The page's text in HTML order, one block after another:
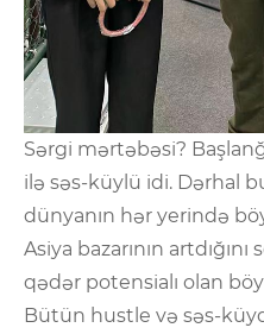
Sərgi mərtəbəsi?
ilə səs-küylü idi. Dərhal
dünyanın hər yerində
Asiya bazarının
qədər potensialı olan
Bütün hustle və səs-